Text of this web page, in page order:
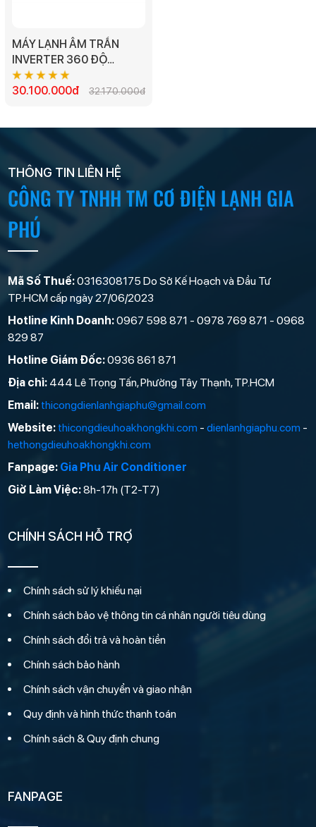
MÁY LẠNH ÂM TRẦN
INVERTER 360 ĐỘ
SAMSUNG
AC071TN4PKC/EA -
30.100.000đ 32.170.000đ
THÔNG TIN LIÊN HỆ
CÔNG TY TNHH TM CƠ ĐIỆN LẠNH GIA
PHÚ
Mã Số Thuế:0316308175 Do Sở Kế Hoạch và Đầu Tư
TP.HCM cấp ngày 27/06/2023
Hotline Kinh Doanh:0967 598 871 - 0978 769 871 - 0968
829 87
Hotline Giám Đốc:0936 861 871
Địa chỉ: 444 Lê Trọng Tấn, Phường Tây Thạnh, TP.HCM
Email: thicongdienlanhgiaphu@gmail.com
Website: thicongdieuhoakhongkhi.com -dienlanhgiaphu.com -
hethongdieuhoakhongkhi.com
Fanpage: Gia Phu Air Conditioner
Giờ Làm Việc:8h-17h (T2-T7)
CHÍNH SÁCH HỖ TRỢ
Chính sách sử lý khiếu nại
Chính sách bảo vệ thông tin cá nhân người tiêu dùng
Chính sách đổi trả và hoàn tiền
Chính sách bảo hành
Chính sách vận chuyển và giao nhận
Quy định và hình thức thanh toán
Chính sách & Quy định chung
FANPAGE